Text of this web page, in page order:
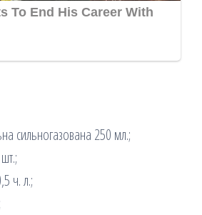
сильногазована 250 мл.;
ч. л.;